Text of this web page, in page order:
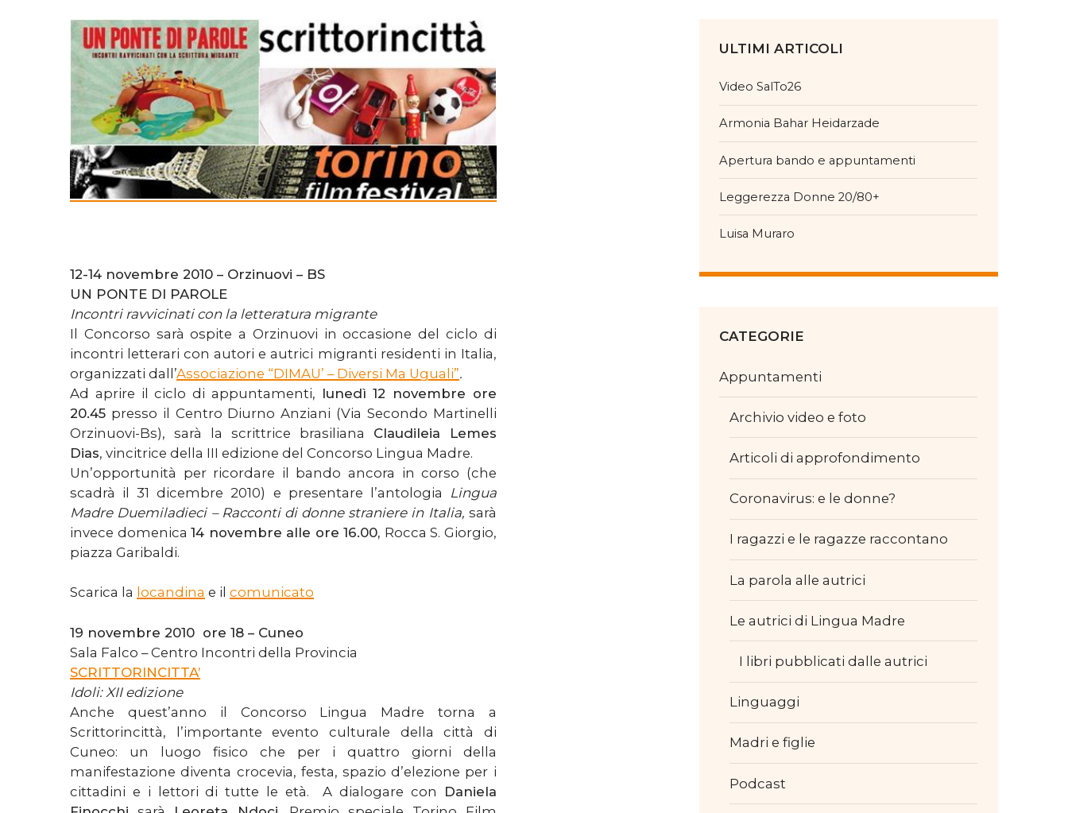
12-14 novembre 2010 – Orzinuovi – BS
UN PONTE DI PAROLE
Incontri ravvicinati con la letteratura migrante
Il Concorso sarà ospite a Orzinuovi in occasione del ciclo di
incontri letterari con autori e autrici migranti residenti in Italia,
organizzati dall’Associazione “DIMAU’ – Diversi Ma Uguali”.
Ad aprire il ciclo di appuntamenti, lunedì 12 novembre ore
20.45 presso il Centro Diurno Anziani (Via Secondo Martinelli
Orzinuovi-Bs), sarà la scrittrice brasiliana Claudileia Lemes
Dias, vincitrice della III edizione del Concorso Lingua Madre.
Un’opportunità per ricordare il bando ancora in corso (che
scadrà il 31 dicembre 2010) e presentare l’antologia
Lingua
Madre Duemiladieci – Racconti di donne straniere in Italia, sarà
invece domenica14 novembre alle ore 16.00, Rocca S. Giorgio,
piazza Garibaldi.
Scarica la locandina e ilcomunicato
19 novembre 2010 ore 18 – Cuneo
Sala Falco – Centro Incontri della Provincia
SCRITTORINCITTA’
Idoli: XII edizione
Anche quest’anno il Concorso Lingua Madre torna a
Scrittorincittà, l’importante evento culturale della città di
Cuneo: un luogo fisico che per i quattro giorni della
manifestazione diventa crocevia, festa, spazio d’elezione per i
cittadini e i lettori di tutte le età. A dialogare con
Daniela
ULTIMI ARTICOLI
Video SalTo26
Armonia Bahar Heidarzade
Apertura bando e appuntamenti
Leggerezza Donne 20/80+
Luisa Muraro
CATEGORIE
Appuntamenti
Archivio video e foto
Articoli di approfondimento
Coronavirus: e le donne?
I ragazzi e le ragazze raccontano
La parola alle autrici
Le autrici di Lingua Madre
I libri pubblicati dalle autrici
Linguaggi
Madri e figlie
Podcast